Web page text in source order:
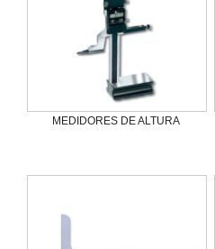
MEDIDORES DE ALTURA